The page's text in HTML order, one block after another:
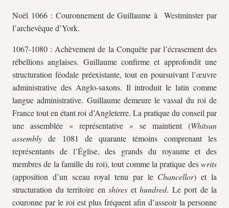
Noël 1066 : Couronnement de Guillaume à Westminster par
l’archevêque d’York.
1067-1080 : Achèvement de la Conquête par l’écrasement des
rébellions anglaises. Guillaume confirme et approfondit une
structuration féodale préexistante, tout en poursuivant l’œuvre
administrative des Anglo-saxons. Il introduit le latin comme
langue administrative. Guillaume demeure le vassal du roi de
France tout en étant roi d’Angleterre. La pratique du conseil par
une assemblée « représentative » se maintient (Whitsun
assemblyde 1081 de quarante témoins comprenant les
représentants de l’Église, des grands du royaume et des
membres de la famille du roi), tout comme la pratique deswrits
(apposition d’un sceau royal tenu par le Chancellor) et la
structuration du territoire en shires et hundred. Le port de la
couronne par le roi est plus fréquent afin d’asseoir la personne